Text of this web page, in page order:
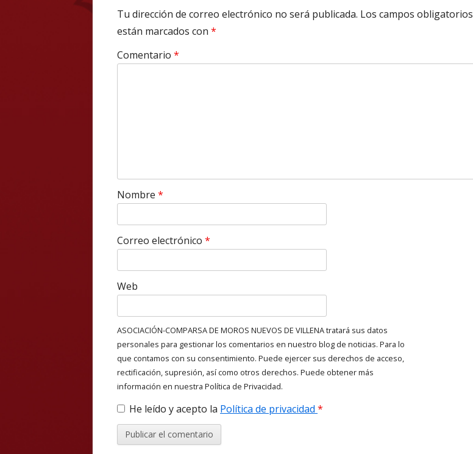
Tu dirección de correo electrónico no será publicada. Los campos obligatorios
están marcados con *
Comentario *
Nombre *
Correo electrónico *
Web
ASOCIACIÓN-COMPARSA DE MOROS NUEVOS DE VILLENA tratará sus datos
personales para gestionar los comentarios en nuestro blog de noticias. Para lo
que contamos con su consentimiento. Puede ejercer sus derechos de acceso,
rectificación, supresión, así como otros derechos. Puede obtener más
información en nuestra Política de Privacidad.
He leído y acepto la Política de privacidad *